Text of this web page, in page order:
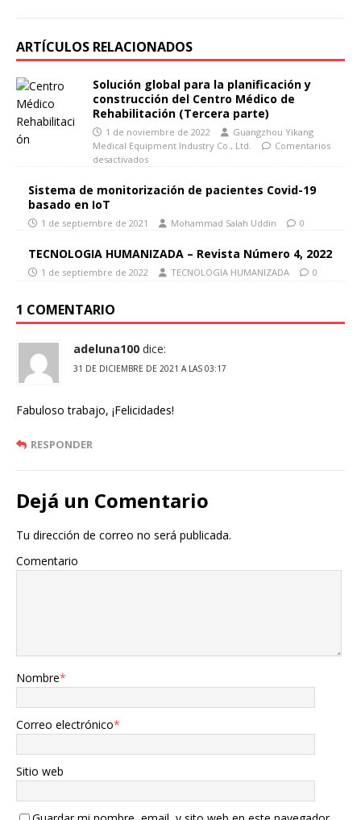
ARTÍCULOS RELACIONADOS
Solución global para la planificación y
construcción del Centro Médico de
Rehabilitación (Tercera parte)
1 de noviembre de 2022
Guangzhou Yikang
Medical Equipment Industry Co., Ltd.
Comentarios
desactivados
Sistema de monitorización de pacientes Covid-19
basado en IoT
1 de septiembre de 2021 Mohammad Salah Uddin 0
TECNOLOGIA HUMANIZADA – Revista Número 4, 2022
1 de septiembre de 2022 TECNOLOGIA HUMANIZADA 0
1 COMENTARIO
adeluna100 dice:
31 DE DICIEMBRE DE 2021 A LAS 03:17
Fabuloso trabajo, ¡Felicidades!
RESPONDER
Dejá un Comentario
Tu dirección de correo no será publicada.
Comentario
Nombre*
Correo electrónico*
Sitio web